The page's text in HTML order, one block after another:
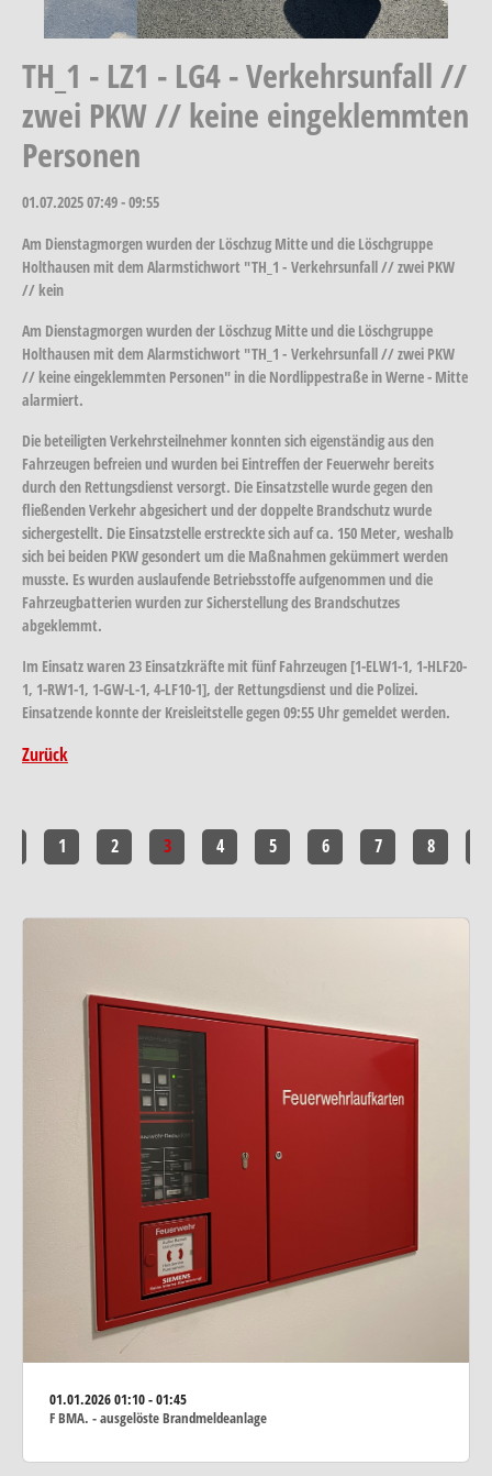
TH_1 - LZ1 - LG4 - Verkehrsunfall //
zwei PKW // keine eingeklemmten
Personen
01.07.202507:49 - 09:55
Am Dienstagmorgen wurden der Löschzug Mitte und die Löschgruppe
Holthausen mit dem Alarmstichwort "TH_1 - Verkehrsunfall // zwei PKW
// kein
Am Dienstagmorgen wurden der Löschzug Mitte und die Löschgruppe
Holthausen mit dem Alarmstichwort "TH_1 - Verkehrsunfall // zwei PKW
// keine eingeklemmten Personen" in die Nordlippestraße in Werne - Mitte
alarmiert.
Die beteiligten Verkehrsteilnehmer konnten sich eigenständig aus den
Fahrzeugen befreien und wurden bei Eintreffen der Feuerwehr bereits
durch den Rettungsdienst versorgt. Die Einsatzstelle wurde gegen den
fließenden Verkehr abgesichert und der doppelte Brandschutz wurde
sichergestellt. Die Einsatzstelle erstreckte sich auf ca. 150 Meter, weshalb
sich bei beiden PKW gesondert um die Maßnahmen gekümmert werden
musste. Es wurden auslaufende Betriebsstoffe aufgenommen und die
Fahrzeugbatterien wurden zur Sicherstellung des Brandschutzes
abgeklemmt.
Im Einsatz waren 23 Einsatzkräfte mit fünf Fahrzeugen [1-ELW1-1, 1-HLF20-
1, 1-RW1-1, 1-GW-L-1, 4-LF10-1], der Rettungsdienst und die Polizei.
Einsatzende konnte der Kreisleitstelle gegen 09:55 Uhr gemeldet werden.
Zurück
1 2 3 4 5 6 7 8
01.01.202601:10 - 01:45
F BMA. - ausgelöste Brandmeldeanlage